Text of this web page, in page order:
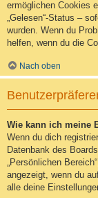
ermöglichen Cookies
„Gelesen“-Status –
wurden. Wenn du
helfen, wenn du die
Nach oben
Wie kann ich meine
Wenn du dich
Datenbank des
„Persönlichen
angezeigt, wenn du
alle deine